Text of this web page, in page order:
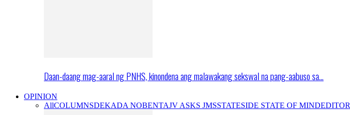
Daan-daang mag-aaral ng PNHS, kinondena ang malawakang sekswal na pang-aabuso sa…
OPINION
AllCOLUMNSDEKADA NOBENTAJV ASKS JMSSTATESIDE STATE OF MIND